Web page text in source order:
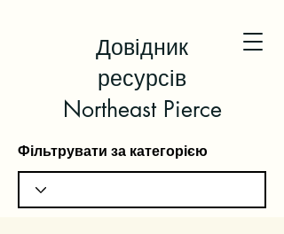
Довідник
ресурсів
Northeast Pierce
Фільтрувати за категорією